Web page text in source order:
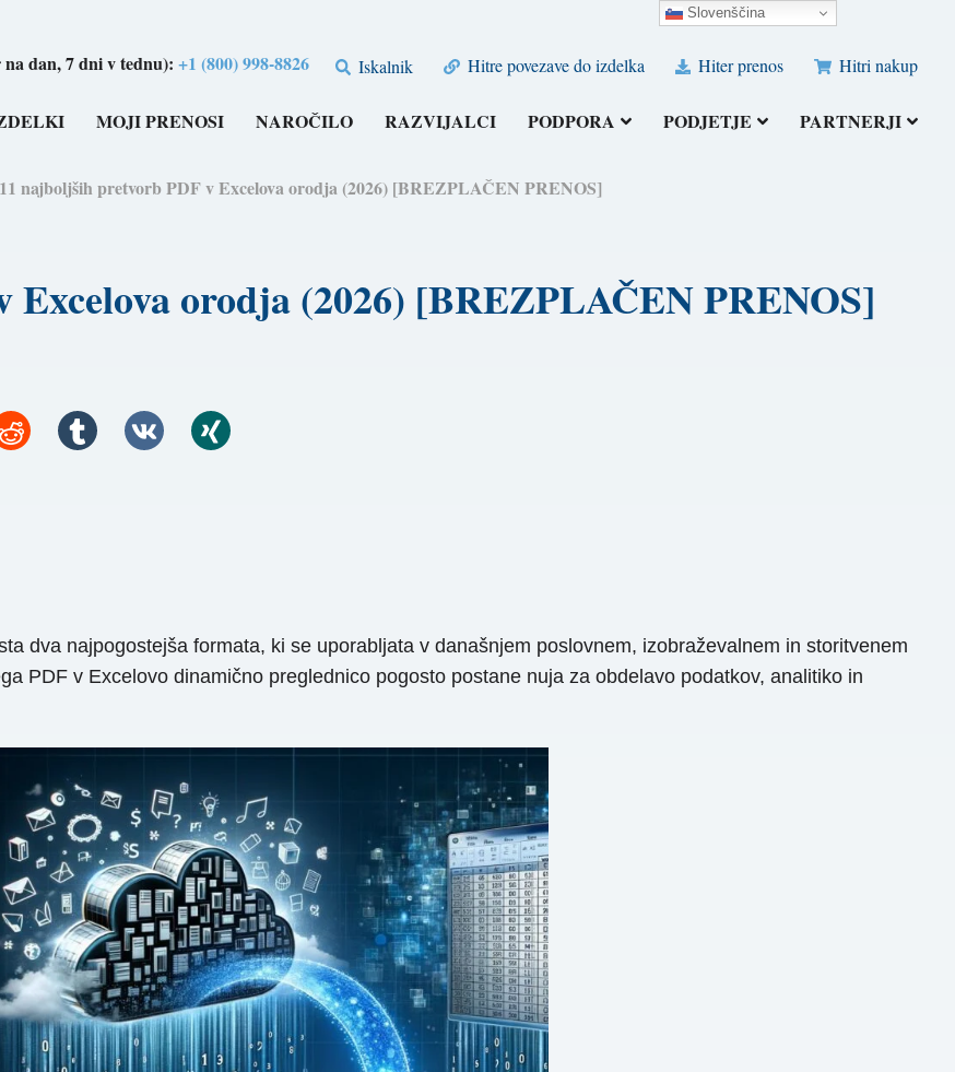
na dan, 7 dni v tednu):+1 (800) 998-8826 Iskalnik Hitre povezave do izdelka Hiter prenos Hitri nakup
MOJI PRENOSI NAROČILO RAZVIJALCI PODPORA PODJETJE PARTNERJI
11 najboljših pretvorb PDF v Excelova orodja (2026) [BREZPLAČEN PRENOS]
orodja (2026) [BREZPLAČEN PRENOS]
dva najpogostejša formata, ki se uporabljata v današnjem poslovnem, izobraževalnem in storitvenem
PDF v Excelovo dinamično preglednico pogosto postane nuja za obdelavo podatkov, analitiko in
Slovenščina